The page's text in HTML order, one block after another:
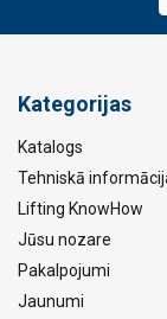
Kategorijas
Katalogs
Tehniskā
Lifting KnowHow
Jūsu nozare
Pakalpojumi
Jaunumi